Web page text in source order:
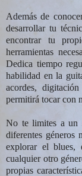
Además de
desarrollar tu
encontrar tu
herramientas
Dedica tiempo
habilidad en la
acordes,
permitirá tocar con
No te limites a un
diferentes géneros
explorar el
cualquier otro
propias